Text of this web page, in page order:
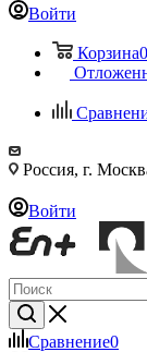
Войти
Корзина0
Россия, г.
Войти
Сравнение0